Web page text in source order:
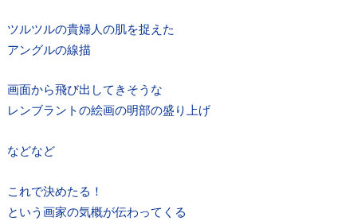
ツルツルの貴婦人の肌を捉えた
アングルの線描
画面から飛び出してきそうな
レンブラントの絵画の明部の盛り上げ
などなど
これで決めたる！
という画家の気概が伝わってくる